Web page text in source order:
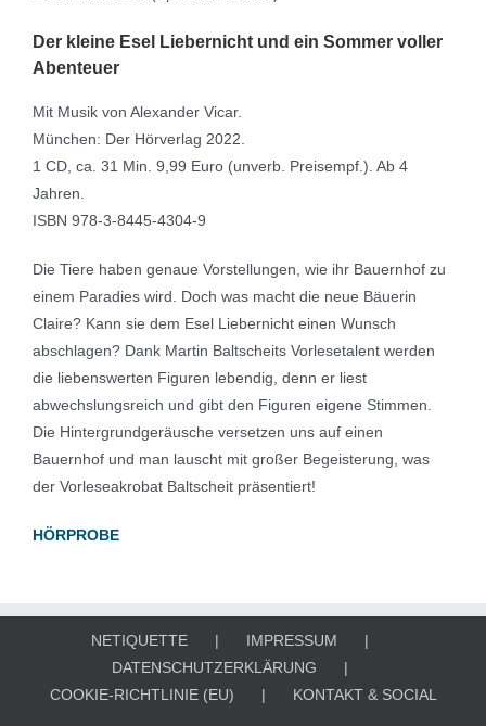
Der kleine Esel Liebernicht und ein Sommer voller
Abenteuer
Mit Musik von Alexander Vicar.
München: Der Hörverlag 2022.
1 CD, ca. 31 Min. 9,99 Euro (unverb. Preisempf.). Ab 4
Jahren.
ISBN 978-3-8445-4304-9
Die Tiere haben genaue Vorstellungen, wie ihr Bauernhof zu
einem Paradies wird. Doch was macht die neue Bäuerin
Claire? Kann sie dem Esel Liebernicht einen Wunsch
abschlagen? Dank Martin Baltscheits Vorlesetalent werden
die liebenswerten Figuren lebendig, denn er liest
abwechslungsreich und gibt den Figuren eigene Stimmen.
Die Hintergrundgeräusche versetzen uns auf einen
Bauernhof und man lauscht mit großer Begeisterung, was
der Vorleseakrobat Baltscheit präsentiert!
HÖRPROBE
NETIQUETTE
IMPRESSUM
DATENSCHUTZERKLÄRUNG
COOKIE-RICHTLINIE (EU)
KONTAKT & SOCIAL